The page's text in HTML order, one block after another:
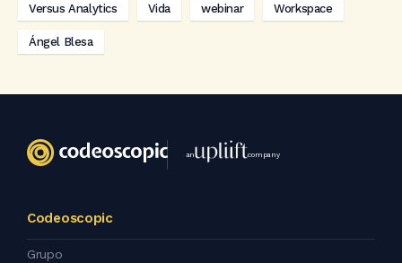
Versus Analytics Vida webinar Workspace
Ángel Blesa
an company
Codeoscopic
Grupo